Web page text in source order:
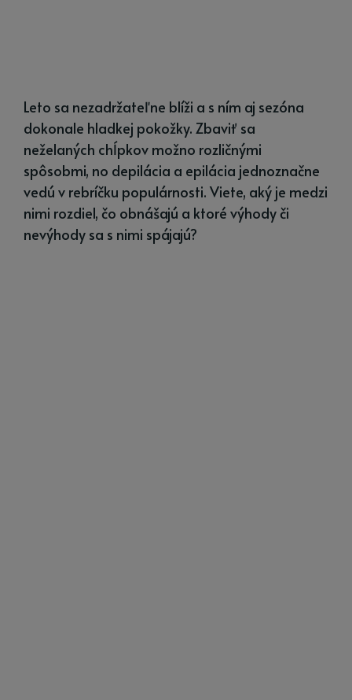
Leto sa nezadržateľne blíži a s ním aj sezóna
dokonale hladkej pokožky. Zbaviť sa
neželaných chĺpkov možno rozličnými
spôsobmi, no depilácia a epilácia jednoznačne
vedú v rebríčku populárnosti. Viete, aký je medzi
nimi rozdiel, čo obnášajú a ktoré výhody či
nevýhody sa s nimi spájajú?